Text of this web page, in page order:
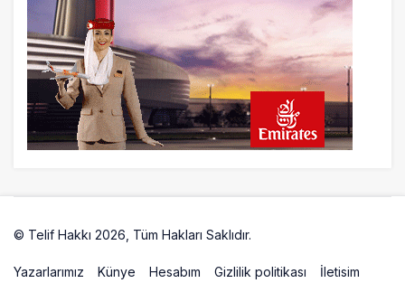
204 yeni sipariş
21 saat önce
İstanbul uçağına polis köpeklerle girdi: 3
yolcu indirildi
21 saat önce
kırım geçirdi
© Telif Hakkı 2026, Tüm Hakları Saklıdır.
Yazarlarımız Künye Hesabım Gizlilik politikası İletisim